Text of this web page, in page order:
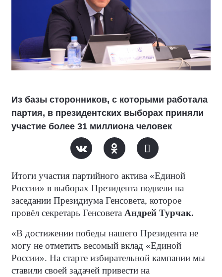
Из базы сторонников, с которыми работала
партия, в президентских выборах приняли
участие более 31 миллиона человек
Итоги участия партийного актива «Единой
России» в выборах Президента подвели на
заседании Президиума Генсовета, которое
провёл секретарь Генсовета Андрей Турчак.
«В достижении победы нашего Президента не
могу не отметить весомый вклад «Единой
России». На старте избирательной кампании мы
ставили своей задачей привести на